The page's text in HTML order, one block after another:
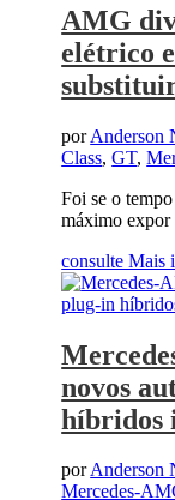
AMG
elétrico
porAnderson
Class,GT,
Foi se o
máximo expor
consulte Mais
novos
híbridos
porAnderson
Mercedes-